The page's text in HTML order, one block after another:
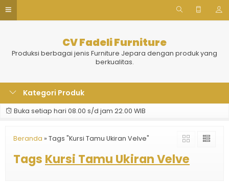
CV Fadeli Furniture
Produksi berbagai jenis Furniture Jepara dengan produk yang
berkualitas.
Kategori Produk
Buka setiap hari 08.00 s/d jam 22.00 WIB
Beranda » Tags "Kursi Tamu Ukiran Velve"
Tags Kursi Tamu Ukiran Velve